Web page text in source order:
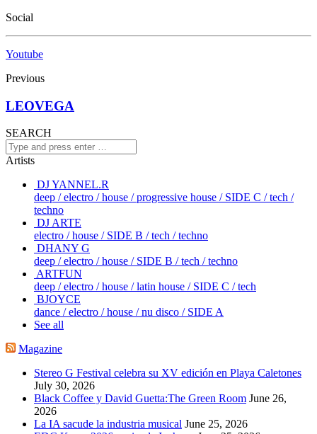
Social
Youtube
Previous
LEOVEGA
SEARCH
Artists
DJ YANNEL.R
deep / electro / house / progressive house / SIDE C / tech /
techno
DJ ARTE
electro / house / SIDE B / tech / techno
DHANY G
deep / electro / house / SIDE B / tech / techno
ARTFUN
deep / electro / house / latin house / SIDE C / tech
BJOYCE
dance / electro / house / nu disco / SIDE A
See all
Magazine
Stereo G Festival celebra su XV edición en Playa Caletones
July 30, 2026
Black Coffee y David Guetta:The Green Room June 26,
2026
La IA sacude la industria musical June 25, 2026